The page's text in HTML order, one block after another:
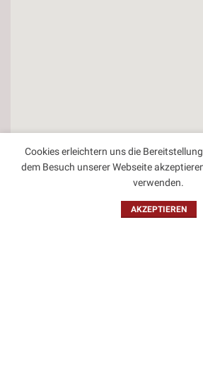
Cookies erleichtern uns die
dem Besuch unserer Webseite
verwenden.
AKZEPTIEREN